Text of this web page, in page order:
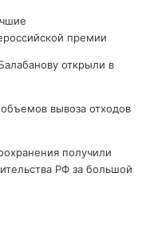
премии
открыли в
вывоза отходов
получили
РФ за большой